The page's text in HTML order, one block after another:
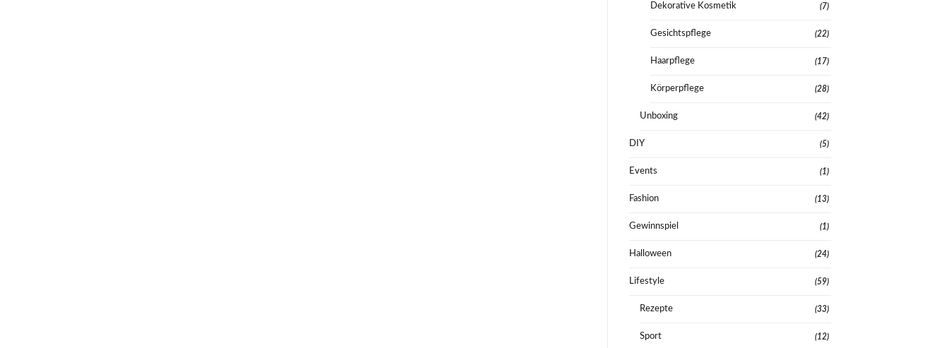
Dekorative Kosmetik (7)
Gesichtspflege (22)
Haarpflege (17)
Körperpflege (28)
Unboxing (42)
DIY (5)
Events (1)
Fashion (13)
Gewinnspiel (1)
Halloween (24)
Lifestyle (59)
Rezepte (33)
Sport (12)